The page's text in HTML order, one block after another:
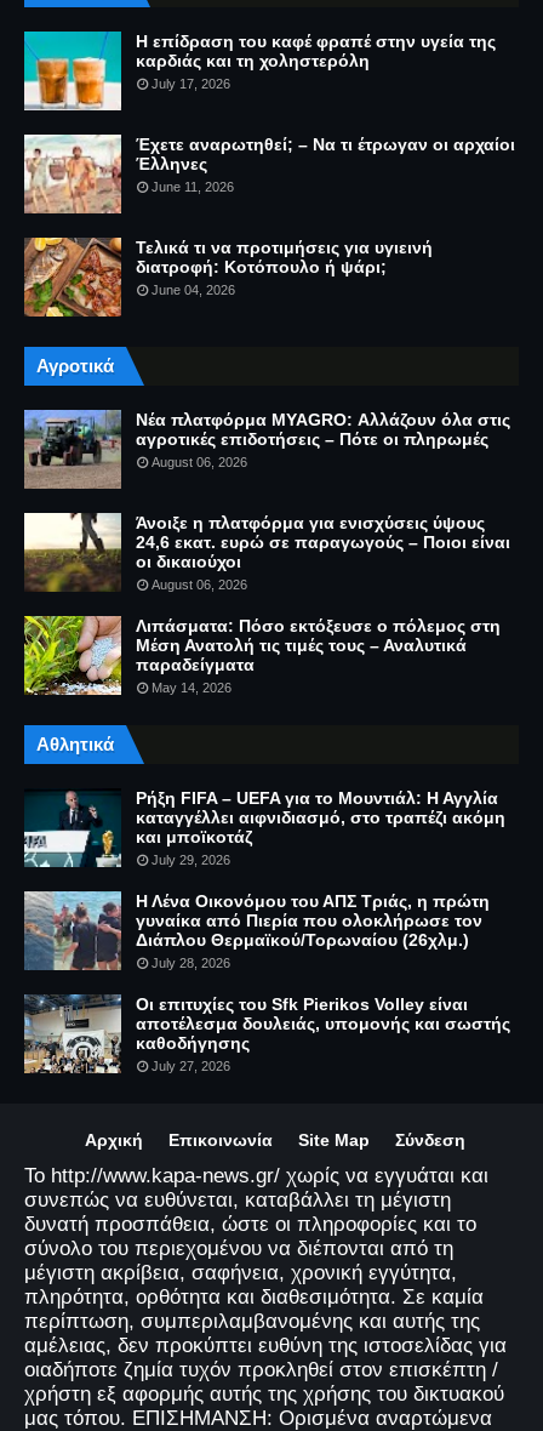
Η επίδραση του καφέ φραπέ στην υγεία της
καρδιάς και τη χοληστερόλη
July 17, 2026
Έχετε αναρωτηθεί; – Να τι έτρωγαν οι αρχαίοι
Έλληνες
June 11, 2026
Τελικά τι να προτιμήσεις για υγιεινή
διατροφή: Κοτόπουλο ή ψάρι;
June 04, 2026
Αγροτικά
Νέα πλατφόρμα MYAGRO: Αλλάζουν όλα στις
αγροτικές επιδοτήσεις – Πότε οι πληρωμές
August 06, 2026
Άνοιξε η πλατφόρμα για ενισχύσεις ύψους
24,6 εκατ. ευρώ σε παραγωγούς – Ποιοι είναι
οι δικαιούχοι
August 06, 2026
Λιπάσματα: Πόσο εκτόξευσε ο πόλεμος στη
Μέση Ανατολή τις τιμές τους – Αναλυτικά
παραδείγματα
May 14, 2026
Αθλητικά
Ρήξη FIFA – UEFA για το Μουντιάλ: Η Αγγλία
καταγγέλλει αιφνιδιασμό, στο τραπέζι ακόμη
και μποϊκοτάζ
July 29, 2026
Η Λένα Οικονόμου του ΑΠΣ Τριάς, η πρώτη
γυναίκα από Πιερία που ολοκλήρωσε τον
Διάπλου Θερμαϊκού/Τορωναίου (26χλμ.)
July 28, 2026
Οι επιτυχίες του Sfk Pierikos Volley είναι
αποτέλεσμα δουλειάς, υπομονής και σωστής
καθοδήγησης
July 27, 2026
Αρχική Επικοινωνία Site Map Σύνδεση
Το http://www.kapa-news.gr/ χωρίς να εγγυάται και
συνεπώς να ευθύνεται, καταβάλλει τη μέγιστη
δυνατή προσπάθεια, ώστε οι πληροφορίες και το
σύνολο του περιεχομένου να διέπονται από τη
μέγιστη ακρίβεια, σαφήνεια, χρονική εγγύτητα,
πληρότητα, ορθότητα και διαθεσιμότητα. Σε καμία
περίπτωση, συμπεριλαμβανομένης και αυτής της
αμέλειας, δεν προκύπτει ευθύνη της ιστοσελίδας για
οιαδήποτε ζημία τυχόν προκληθεί στον επισκέπτη /
χρήστη εξ αφορμής αυτής της χρήσης του δικτυακού
μας τόπου. ΕΠΙΣΗΜΑΝΣΗ: Ορισμένα αναρτώμενα